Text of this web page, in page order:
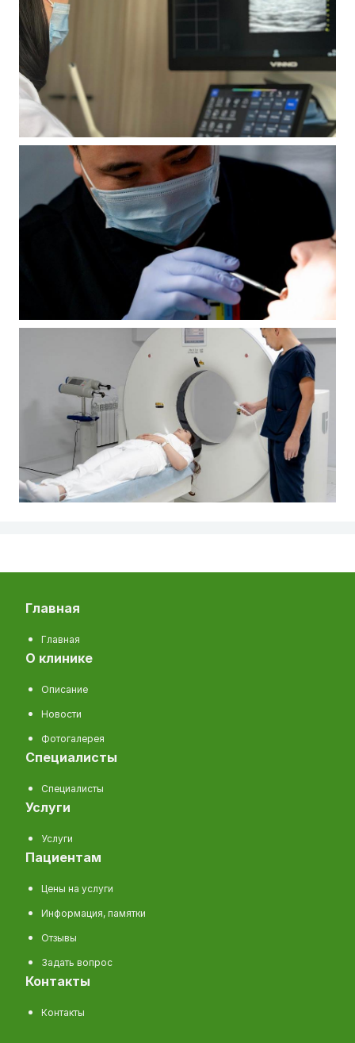
главная
Главная
о клинике
Описание
Новости
Фотогалерея
специалисты
Специалисты
услуги
Услуги
пациентам
Цены на услуги
Информация, памятки
Отзывы
Задать вопрос
контакты
Контакты